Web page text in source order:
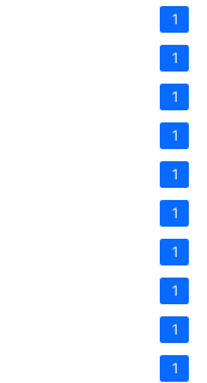
1
1
1
1
1
1
1
1
1
1